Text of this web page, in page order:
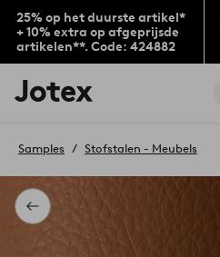
25% op het duurste artikel*
+ 10% extra op afgeprijsde
artikelen**. Code: 424882
Jotex
logo
to
home
page
Terug
Samples Stofstalen - Meubels